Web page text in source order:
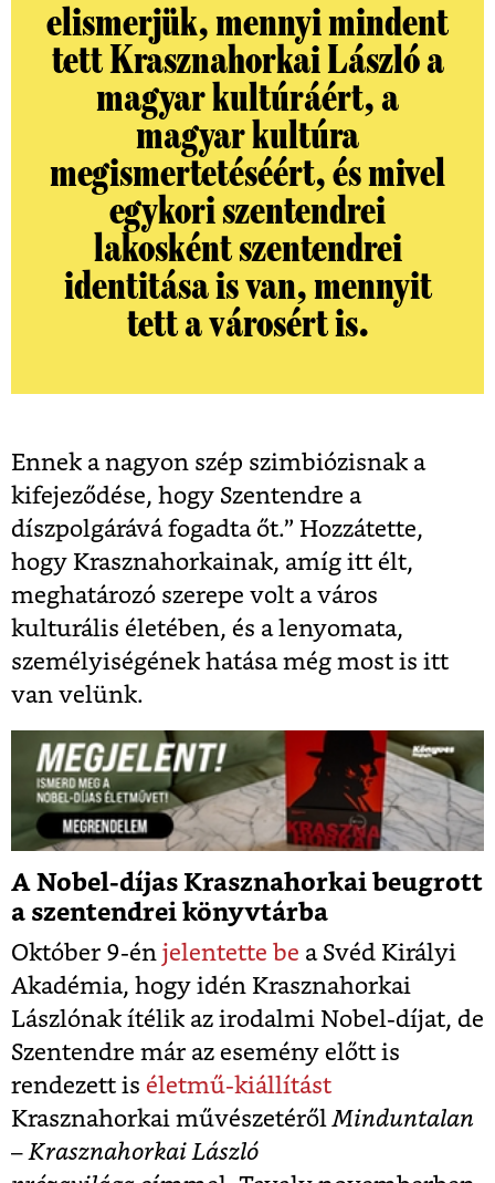
elismerjük, mennyi mindent
tett Krasznahorkai László a
magyar kultúráért, a
magyar kultúra
megismertetéséért, és mivel
egykori szentendrei
lakosként szentendrei
identitása is van, mennyit
tett a városért is.
Ennek a nagyon szép szimbiózisnak a
kifejeződése, hogy Szentendre a
díszpolgárává fogadta őt.” Hozzátette,
hogy Krasznahorkainak, amíg itt élt,
meghatározó szerepe volt a város
kulturális életében, és a lenyomata,
személyiségének hatása még most is itt
van velünk.
A Nobel-díjas Krasznahorkai beugrott
a szentendrei könyvtárba
Október 9-én jelentette be a Svéd Királyi
Akadémia, hogy idén Krasznahorkai
Lászlónak ítélik az irodalmi Nobel-díjat, de
Szentendre már az esemény előtt is
rendezett is életmű-kiállítást
Krasznahorkai művészetérőlMinduntalan
– Krasznahorkai László